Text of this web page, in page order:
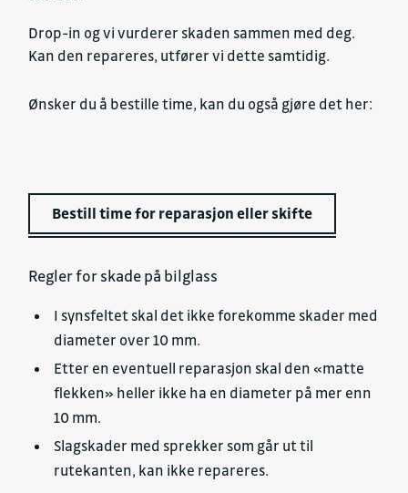
Drop-in og vi vurderer skaden sammen med deg.
Kan den repareres, utfører vi dette samtidig.
Ønsker du å bestille time, kan du også gjøre det her:
Bestill time for reparasjon eller skifte
Regler for skade på bilglass
I synsfeltet skal det ikke forekomme skader med
diameter over 10 mm.
Etter en eventuell reparasjon skal den «matte
flekken» heller ikke ha en diameter på mer enn
10 mm.
Slagskader med sprekker som går ut til
rutekanten, kan ikke repareres.